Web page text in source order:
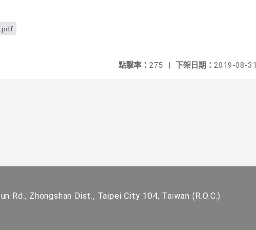
下架日期： 2019-08-31
點擊率： 275 |
Rd., Zhongshan Dist., Taipei City 104, Taiwan (R.O.C.)